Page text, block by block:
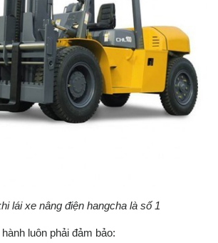
lái xe nâng điện hangcha là số 1
luôn phải đảm bảo: